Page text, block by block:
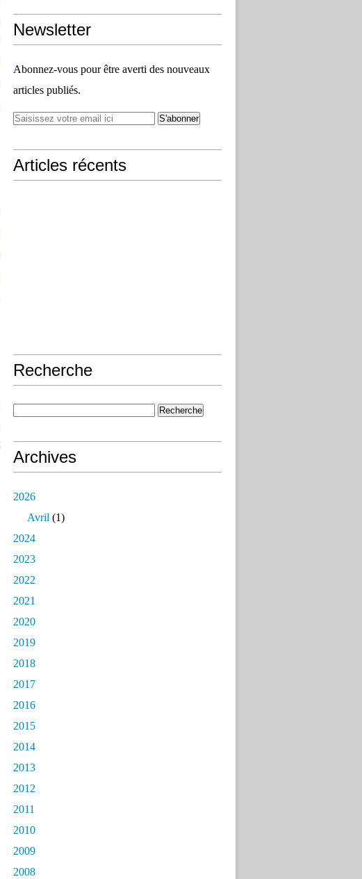
Newsletter
Abonnez-vous pour être averti des nouveaux
articles publiés.
Articles récents
Recherche
Archives
2026
Avril (1)
2024
2023
2022
2021
2020
2019
2018
2017
2016
2015
2014
2013
2012
2011
2010
2009
2008